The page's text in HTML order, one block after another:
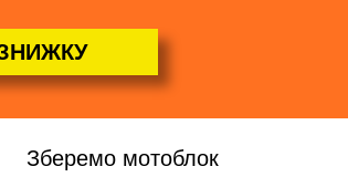
Зберемо мотоблок